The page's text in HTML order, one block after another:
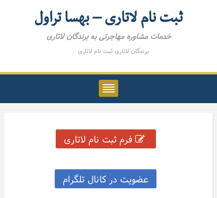
ثبت نام لاتاری – بهسا تراول
خدمات مشاوره مهاجرتی به برندگان لاتاری
برندگان لاتاری ثبت نام لاتاری
فرم ثبت نام لاتاری
عضویت در کانال تلگرام